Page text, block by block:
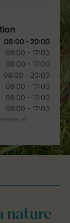
nature